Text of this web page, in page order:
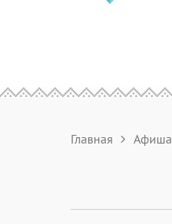
Главная Афиша